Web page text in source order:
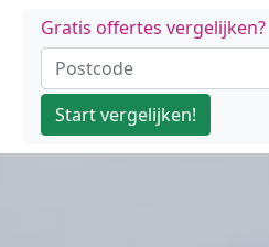
Gratis offertes vergelijken?
Start vergelijken!